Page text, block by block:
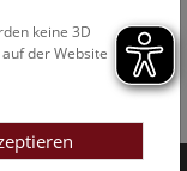
keine 3D
der Website